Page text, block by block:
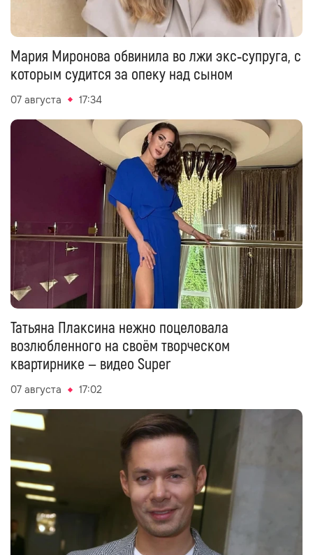
Мария Миронова обвинила во лжи экс‑супруга, с
которым судится за опеку над сыном
07 августа 17:34
Татьяна Плаксина нежно поцеловала
возлюбленного на своём творческом
квартирнике — видео Super
07 августа 17:02